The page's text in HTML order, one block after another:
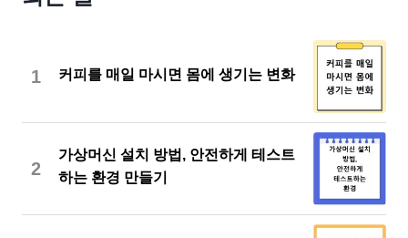
1 커피를 매일 마시면 몸에 생기는 변화
2
가상머신 설치 방법, 안전하게 테스트
하는 환경 만들기